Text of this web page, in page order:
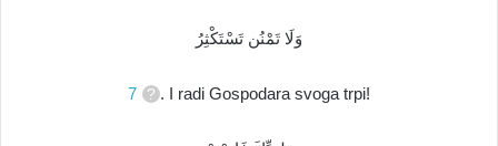
وَلَا تَمْنُن تَسْتَكْثِرُ
7 . I radi Gospodara svoga trpi!